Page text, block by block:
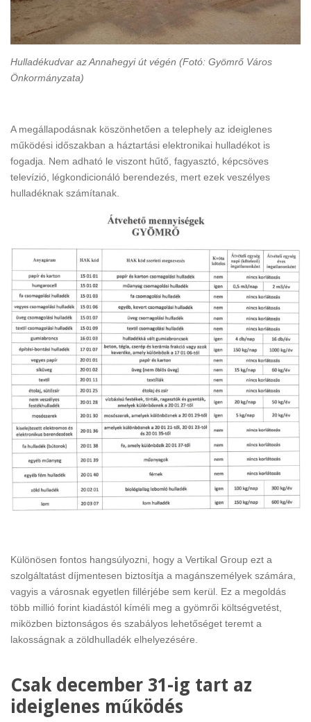
Hulladékudvar az Annahegyi út végén (Fotó: Gyömrő Város
Önkormányzata)
A megállapodásnak köszönhetően a telephely az ideiglenes
működési időszakban a háztartási elektronikai hulladékot is
fogadja. Nem adható le viszont hűtő, fagyasztó, képcsöves
televízió, légkondicionáló berendezés, mert ezek veszélyes
hulladéknak számítanak.
Különösen fontos hangsúlyozni, hogy a Vertikal Group ezt a
szolgáltatást díjmentesen biztosítja a magánszemélyek számára,
vagyis a városnak egyetlen fillérjébe sem kerül. Ez a megoldás
több millió forint kiadástól kíméli meg a gyömrői költségvetést,
miközben biztonságos és szabályos lehetőséget teremt a
lakosságnak a zöldhulladék elhelyezésére.
Csak december 31-ig tart az
ideiglenes működés